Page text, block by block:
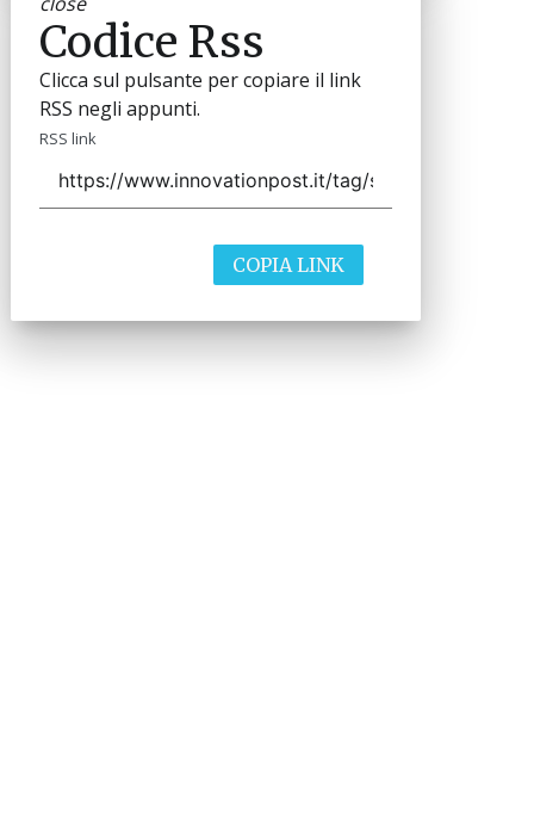
Codice Rss
Clicca sul pulsante per copiare il link
RSS negli appunti.
RSS link
COPIA LINK